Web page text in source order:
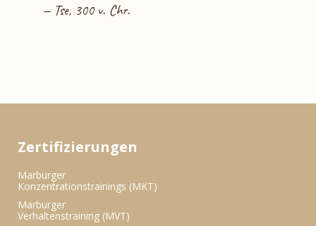
— Tse, 300 v. Chr.
Zertifizierungen
Marburger
Konzentrationstrainings (MKT)
Marburger
Verhaltenstraining (MVT)